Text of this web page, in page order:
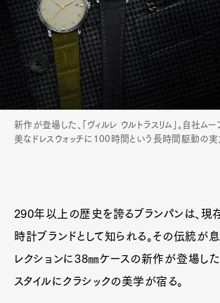
新作が登場した、「ヴィルレ ウルトラスリム」。自社ムー
美なドレスウォッチに100時間という長時間駆動の実
290年以上の歴史を誇るブランパンは、現
時計ブランドとして知られる。その伝統が息
レクションに38㎜ケースの新作が登場した
スタイルにクラシックの美学が宿る。